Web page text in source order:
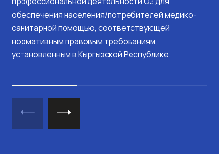
обеспечения населения/потребителей медико-
санитарной помощью, соответствующей
нормативным правовым требованиям,
установленным в Кыргызской Республике.